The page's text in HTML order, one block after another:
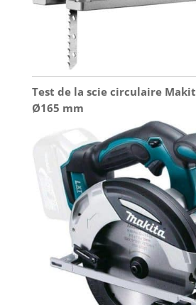
Test de la scie circulaire
Ø165 mm